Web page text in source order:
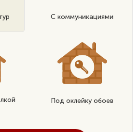
С коммуникациями
Под оклейку обоев